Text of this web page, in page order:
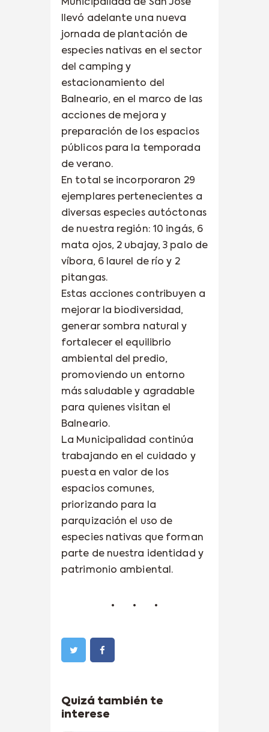
Municipalidad de San José
llevó adelante una nueva
jornada de plantación de
especies nativas en el sector
del camping y
estacionamiento del
Balneario, en el marco de las
acciones de mejora y
preparación de los espacios
públicos para la temporada
de verano.
En total se incorporaron 29
ejemplares pertenecientes a
diversas especies autóctonas
de nuestra región: 10 ingás, 6
mata ojos, 2 ubajay, 3 palo de
víbora, 6 laurel de río y 2
pitangas.
Estas acciones contribuyen a
mejorar la biodiversidad,
generar sombra natural y
fortalecer el equilibrio
ambiental del predio,
promoviendo un entorno
más saludable y agradable
para quienes visitan el
Balneario.
La Municipalidad continúa
trabajando en el cuidado y
puesta en valor de los
espacios comunes,
priorizando para la
parquización el uso de
especies nativas que forman
parte de nuestra identidad y
patrimonio ambiental.
Quizá también te
interese